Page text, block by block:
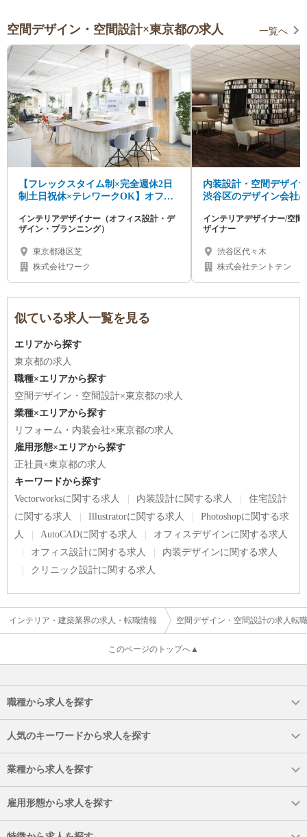
空間デザイン・空間設計×東京都の求人 一覧へ
【フレックスタイム制×完全週休2日
制土日祝休×テレワークOK】オフィ
応◎
インテリアデザイナー（オフィス設計・デ
ザイン・プランニング）
東京都港区芝
株式会社ワーク
内装設計・空間デザイ
渋谷区のデザイン会社/
インテリアデザイナー/空間
ザイナー
渋谷区代々木
株式会社テントテン
似ている求人一覧を見る
エリアから探す
東京都の求人
職種×エリアから探す
空間デザイン・空間設計×東京都の求人
業種×エリアから探す
リフォーム・内装会社×東京都の求人
雇用形態×エリアから探す
正社員×東京都の求人
キーワードから探す
Vectorworksに関する求人
内装設計に関する求人
住宅設計
に関する求人
Illustratorに関する求人
Photoshopに関する求
人
AutoCADに関する求人
オフィスデザインに関する求人
オフィス設計に関する求人
内装デザインに関する求人
クリニック設計に関する求人
インテリア・建築業界の求人・転職情報 空間デザイン・空間設計の求人転
このページのトップへ▲
職種から求人を探す
人気のキーワードから求人を探す
業種から求人を探す
雇用形態から求人を探す